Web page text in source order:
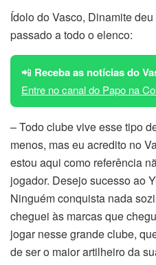
Ídolo do Vasco, Dinamite
passado a todo o elenco:
📲 Receba as notícias do
Entre no canal do Papo na
– Todo clube vive esse tipo
menos, mas eu acredito no
estou aqui como referência
jogador. Desejo sucesso ao
Ninguém conquista nada
cheguei às marcas que
jogar nesse grande clube,
de ser o maior artilheiro da